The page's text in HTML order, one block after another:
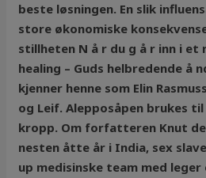
beste løsningen. En slik
store økonomiske
stillheten N å r du g å r inn i et
healing – Guds helbredende å
kjenner henne som Elin
og Leif. Alepposåpen brukes
kropp. Om forfatteren Knut
nesten åtte år i India, sex
up medisinske team med